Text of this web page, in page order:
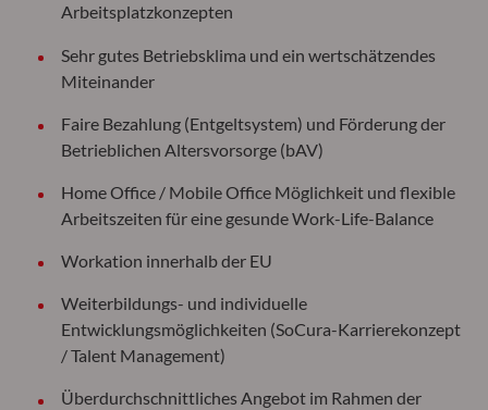
Arbeitsplatzkonzepten
Sehr gutes Betriebsklima und ein wertschätzendes
Miteinander
Faire Bezahlung (Entgeltsystem) und Förderung der
Betrieblichen Altersvorsorge (bAV)
Home Office / Mobile Office Möglichkeit und flexible
Arbeitszeiten für eine gesunde Work-Life-Balance
Workation innerhalb der EU
Weiterbildungs- und individuelle
Entwicklungsmöglichkeiten (SoCura-Karrierekonzept
/ Talent Management)
Überdurchschnittliches Angebot im Rahmen der